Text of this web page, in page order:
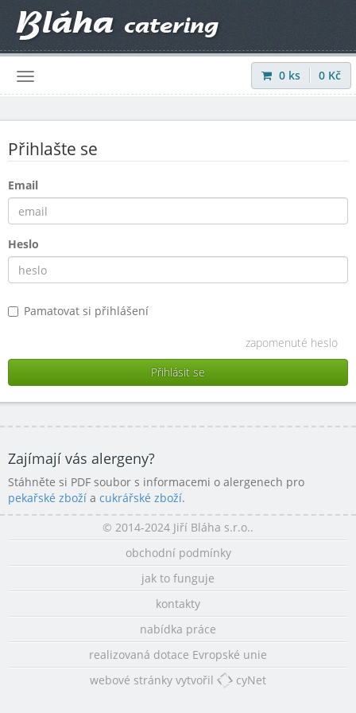
Přihlásit |Registrovat
0 ks 0 Kč
Přihlašte se
Email
Heslo
Pamatovat si přihlášení
zapomenuté heslo
Zajímají vás alergeny?
Stáhněte si PDF soubor s informacemi o alergenech pro
pekařské zboží a cukrářské zboží.
© 2014-2024 Jiří Bláha s.r.o..
obchodní podmínky
jak to funguje
kontakty
nabídka práce
realizovaná dotace Evropské unie
webové stránky vytvořil
cyNet